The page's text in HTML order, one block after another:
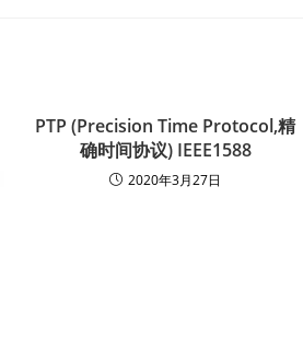
PTP (Precision Time Protocol,精
确时间协议) IEEE1588
2020年3月27日